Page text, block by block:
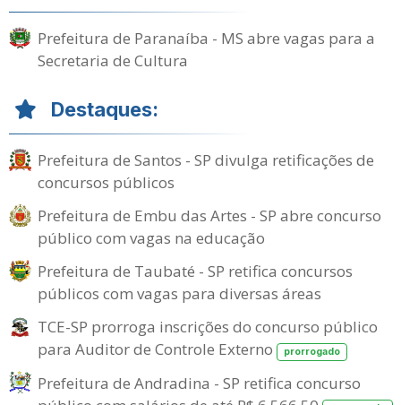
Prefeitura de Paranaíba - MS abre vagas para a
Secretaria de Cultura
Destaques:
Prefeitura de Santos - SP divulga retificações de
concursos públicos
Prefeitura de Embu das Artes - SP abre concurso
público com vagas na educação
Prefeitura de Taubaté - SP retifica concursos
públicos com vagas para diversas áreas
TCE-SP prorroga inscrições do concurso público
para Auditor de Controle Externo
prorrogado
Prefeitura de Andradina - SP retifica concurso